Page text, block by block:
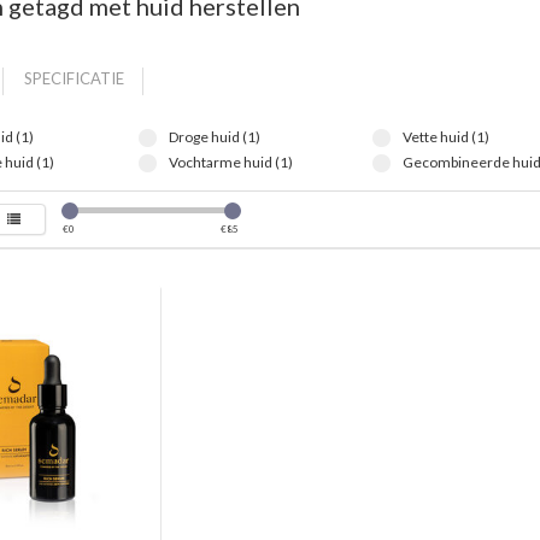
met huid herstellen
SPECIFICATIE
(1)
huid (1)
Droge huid (1)
Vochtarme huid (1)
Vette huid (1)
Gecombineerde
€0 €85